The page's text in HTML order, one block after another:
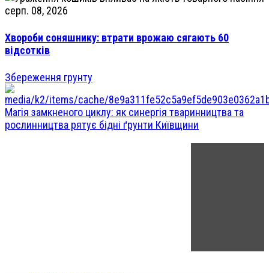
серп. 08, 2026
Хвороби соняшнику: втрати врожаю сягають 60
відсотків
Збереження грунту
Магія замкненого циклу: як синергія тваринництва та
рослинництва рятує бідні ґрунти Київщини